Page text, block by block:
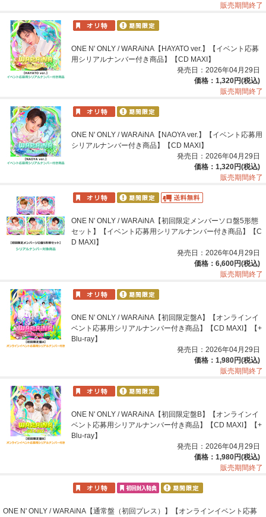
販売期間終了
ONE N' ONLY / WARAiNA【HAYATO ver.】【イベント応募
用シリアルナンバー付き商品】【CD MAXI】
発売日：2026年04月29日
価格：1,320円(税込)
販売期間終了
ONE N' ONLY / WARAiNA【NAOYA ver.】【イベント応募用
シリアルナンバー付き商品】【CD MAXI】
発売日：2026年04月29日
価格：1,320円(税込)
販売期間終了
ONE N' ONLY / WARAiNA【初回限定メンバーソロ盤5形態
セット】【イベント応募用シリアルナンバー付き商品】【C
D MAXI】
発売日：2026年04月29日
価格：6,600円(税込)
販売期間終了
ONE N' ONLY / WARAiNA【初回限定盤A】【オンラインイ
ベント応募用シリアルナンバー付き商品】【CD MAXI】【+
Blu-ray】
発売日：2026年04月29日
価格：1,980円(税込)
販売期間終了
ONE N' ONLY / WARAiNA【初回限定盤B】【オンラインイ
ベント応募用シリアルナンバー付き商品】【CD MAXI】【+
Blu-ray】
発売日：2026年04月29日
価格：1,980円(税込)
販売期間終了
ONE N' ONLY / WARAiNA【通常盤（初回プレス）】【オン